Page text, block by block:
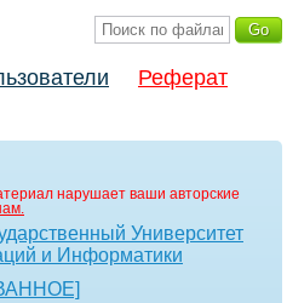
Реферат
нарушает ваши авторские
Университет
и Информатики